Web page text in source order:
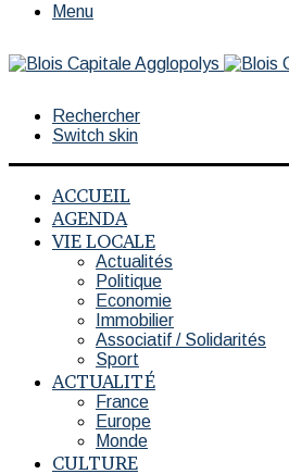
Menu
Rechercher
Switch skin
ACCUEIL
AGENDA
VIE LOCALE
Actualités
Politique
Economie
Immobilier
Associatif / Solidarités
Sport
ACTUALITÉ
France
Europe
Monde
CULTURE